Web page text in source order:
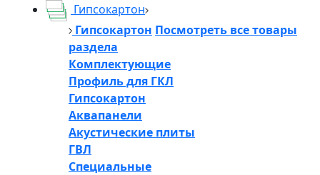
Гипсокартон
Гипсокартон Посмотреть все товары
раздела
Комплектующие
Профиль для ГКЛ
Гипсокартон
Аквапанели
Акустические плиты
ГВЛ
Специальные